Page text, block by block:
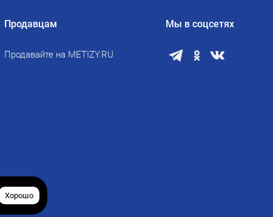
Хорошо
Продавцам
Продавайте на METIZY.RU
Мы в соцсетях